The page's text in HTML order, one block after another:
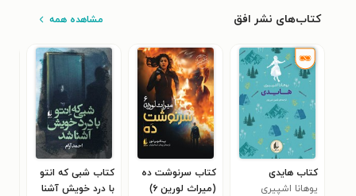
کتاب‌های نشر افق مشاهده همه
کتاب هایدی
یوهانا اشپیری
کتاب سرنوشت ده
(میراث لورین ۶)
کتاب شبی که انتو
با درد خویش آشنا